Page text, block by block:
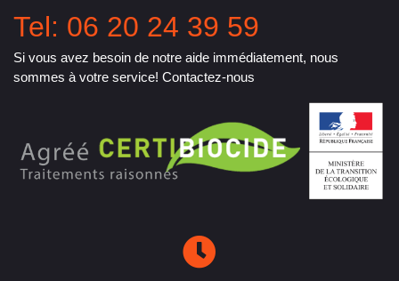
Tel: 06 20 24 39 59
Si vous avez besoin de notre aide immédiatement, nous
sommes à votre service! Contactez-nous